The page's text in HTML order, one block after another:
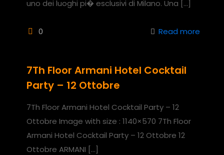
uno dei luoghi pi� esclusivi di Milano. Una […]
0 Read more
7Th Floor Armani Hotel Cocktail
Party – 12 Ottobre
7Th Floor Armani Hotel Cocktail Party – 12
Ottobre Image with size : 1140×570 7Th Floor
Armani Hotel Cocktail Party – 12 Ottobre 12
Ottobre ARMANI […]